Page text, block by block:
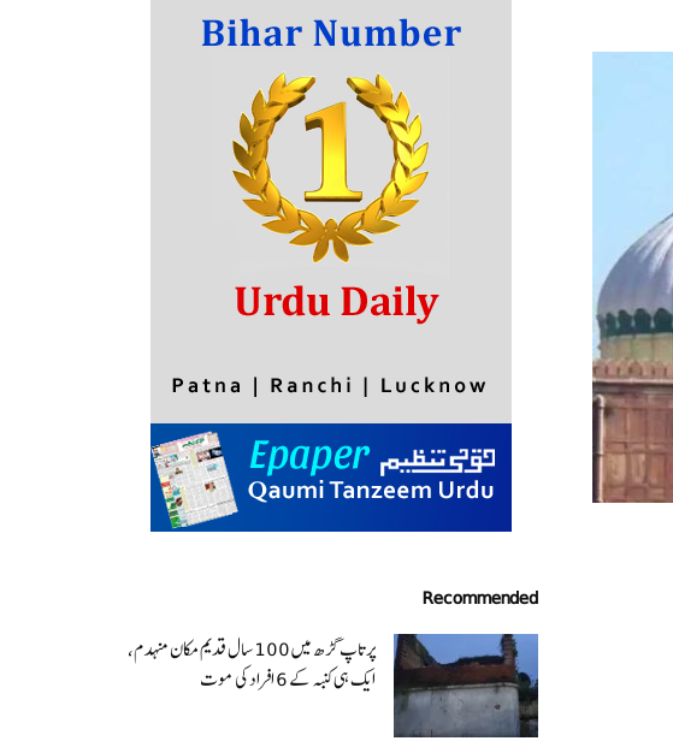
Recommended
پرتاپ گڑھ میں 100 سال قدیم مکان منہدم،
ایک ہی کنبہ کے 6 افراد کی موت